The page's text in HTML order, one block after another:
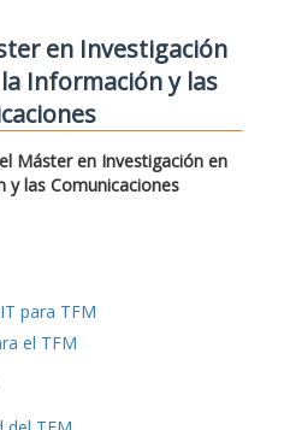
en Investigación
Información y las
Máster en Investigación en
y las Comunicaciones
para TFM
el TFM